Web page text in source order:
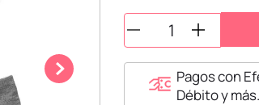
Pagos con
Débito y más.